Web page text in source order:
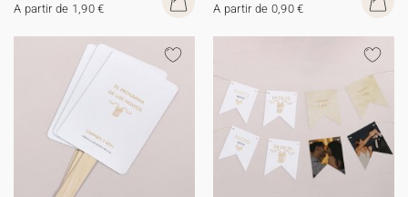
A partir de 1,90 €
A partir de 0,90 €